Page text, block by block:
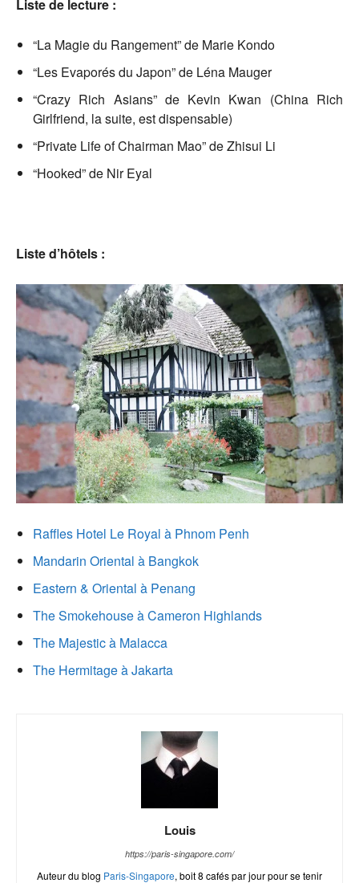
Liste de lecture :
“La Magie du Rangement” de Marie Kondo
“Les Evaporés du Japon” de Léna Mauger
“Crazy Rich Asians” de Kevin Kwan (China Rich
Girlfriend, la suite, est dispensable)
“Private Life of Chairman Mao” de Zhisui Li
“Hooked” de Nir Eyal
Liste d’hôtels :
Raffles Hotel Le Royal à Phnom Penh
Mandarin Oriental à Bangkok
Eastern & Oriental à Penang
The Smokehouse à Cameron Highlands
The Majestic à Malacca
The Hermitage à Jakarta
Louis
https://paris-singapore.com/
Auteur du blog Paris-Singapore, boit 8 cafés par jour pour se tenir